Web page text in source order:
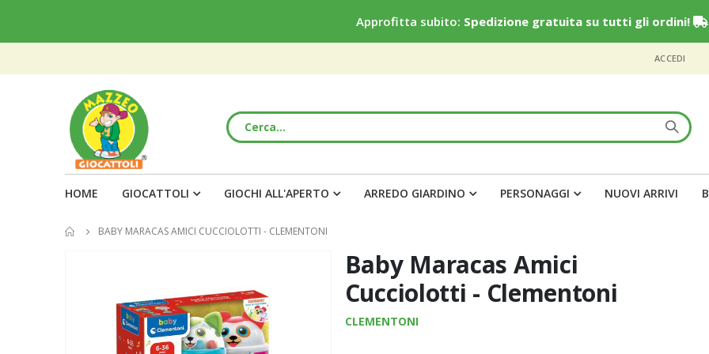
Approfitta subito: Spedizione gratuita su tutti gli ordini!
ACCEDI
HOME GIOCATTOLI GIOCHI ALL'APERTO ARREDO GIARDINO PERSONAGGI NUOVI ARRIVI
BABY MARACAS AMICI CUCCIOLOTTI - CLEMENTONI
Baby Maracas Amici
Cucciolotti - Clementoni
CLEMENTONI